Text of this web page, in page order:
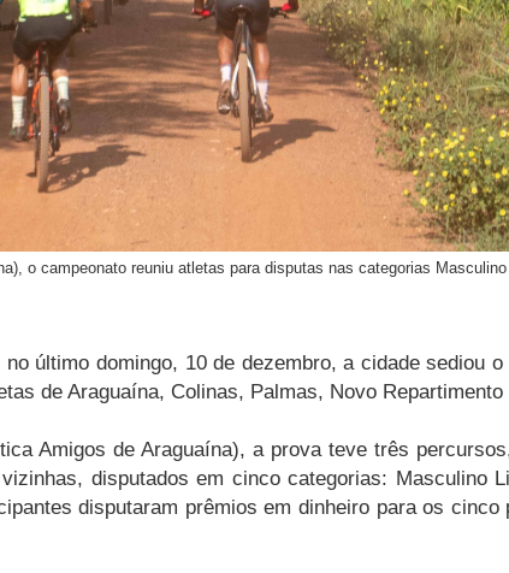
o campeonato reuniu atletas para disputas nas categorias
último domingo, 10 de dezembro, a cidade sediou o
de Araguaína, Colinas, Palmas, Novo Repartimento
Amigos de Araguaína), a prova teve três
disputados em cinco categorias: Masculino
disputaram prêmios em dinheiro para os cinco